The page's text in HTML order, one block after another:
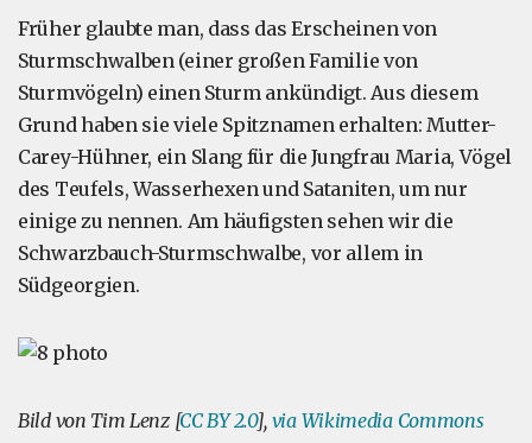
Früher glaubte man, dass das Erscheinen von
Sturmschwalben (einer großen Familie von
Sturmvögeln) einen Sturm ankündigt. Aus diesem
Grund haben sie viele Spitznamen erhalten: Mutter-
Carey-Hühner, ein Slang für die Jungfrau Maria, Vögel
des Teufels, Wasserhexen und Sataniten, um nur
einige zu nennen. Am häufigsten sehen wir die
Schwarzbauch-Sturmschwalbe, vor allem in
Südgeorgien.
Bild von Tim Lenz [CC BY 2.0], via Wikimedia Commons